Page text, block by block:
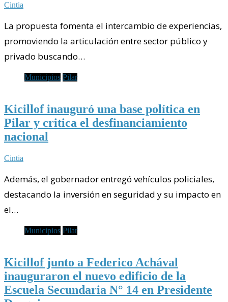
Cintia
La propuesta fomenta el intercambio de experiencias,
promoviendo la articulación entre sector público y
privado buscando…
Municipios Pilar
Kicillof inauguró una base política en
Pilar y critica el desfinanciamiento
nacional
Cintia
Además, el gobernador entregó vehículos policiales,
destacando la inversión en seguridad y su impacto en
el…
Municipios Pilar
Kicillof junto a Federico Achával
inauguraron el nuevo edificio de la
Escuela Secundaria N° 14 en Presidente